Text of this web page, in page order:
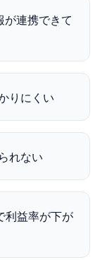
連携できて
りにくい
れない
利益率が下が